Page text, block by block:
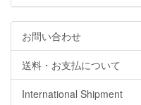
お問い合わせ
送料・お支払について
International Shipment